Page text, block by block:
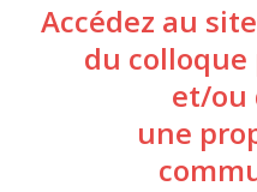
Accédez au
du colloque
et/ou
une